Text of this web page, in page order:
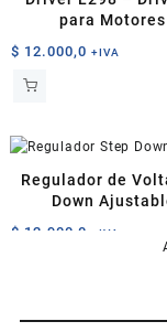
para Motores
$ 12.000,0 +IVA
Regulador de
Down
$ 12.900,0 +IVA